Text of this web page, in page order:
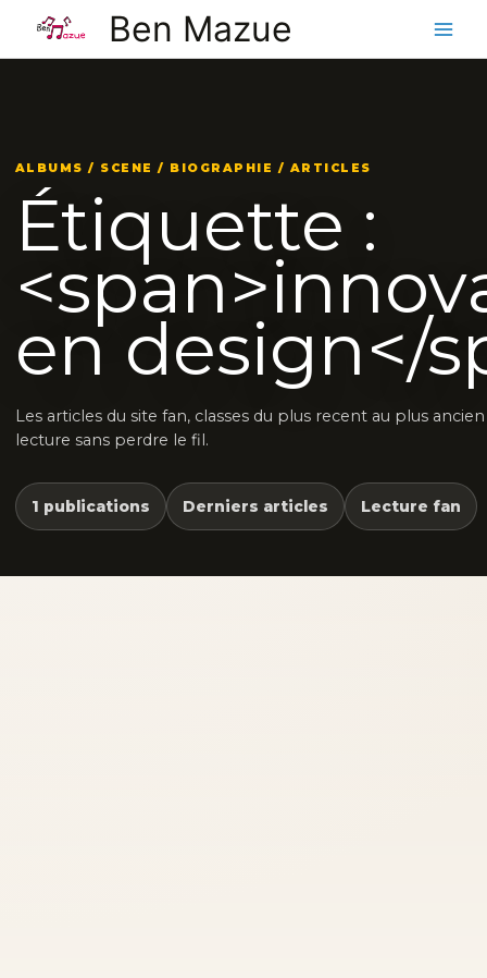
contenu
Ben Mazue
ALBUMS / SCENE / BIOGRAPHIE / ARTICLES
Étiquette :
en design</
Les articles du site fan, classes du plus recent au plus
lecture sans perdre le fil.
1 publications Derniers articles Lecture fan